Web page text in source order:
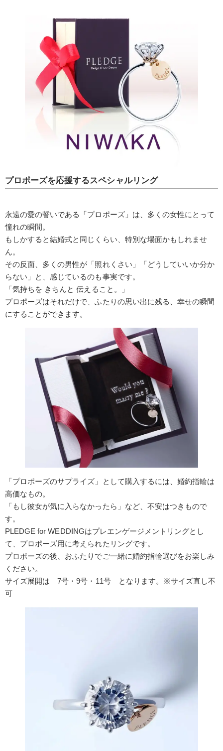
プロポーズを応援するスペシャルリング
永遠の愛の誓いである「プロポーズ」は、多くの女性にとって
憧れの瞬間。
もしかすると結婚式と同じくらい、特別な場面かもしれませ
ん。
その反面、多くの男性が「照れくさい」「どうしていいか分か
らない」と、感じているのも事実です。
「気持ちを きちんと 伝えること。」
プロポーズはそれだけで、ふたりの思い出に残る、幸せの瞬間
にすることができます。
「プロポーズのサプライズ」として購入するには、婚約指輪は
高価なもの。
「もし彼女が気に入らなかったら」など、不安はつきもので
す。
PLEDGE for WEDDINGはプレエンゲージメントリングとし
て、プロポーズ用に考えられたリングです。
プロポーズの後、おふたりでご一緒に婚約指輪選びをお楽しみ
ください。
サイズ展開は 7号・9号・11号 となります。※サイズ直し不
可